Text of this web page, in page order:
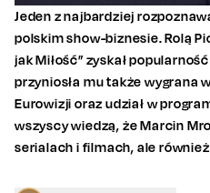
Jeden z najbardziej
polskim show-biznesie. Rolą
jak Miłość” zyskał
przyniosła mu także wygrana
Eurowizji oraz udział w
wszyscy wiedzą, że Marcin
serialach i filmach, ale